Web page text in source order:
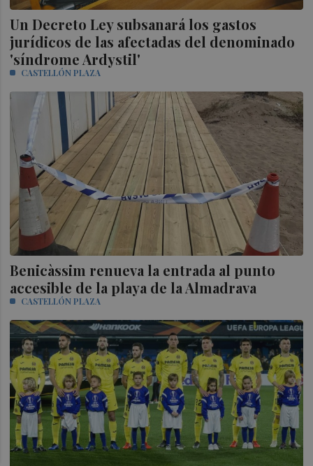
Un Decreto Ley subsanará los gastos
jurídicos de las afectadas del denominado
'síndrome Ardystil'
CASTELLÓN PLAZA
Benicàssim renueva la entrada al punto
accesible de la playa de la Almadrava
CASTELLÓN PLAZA